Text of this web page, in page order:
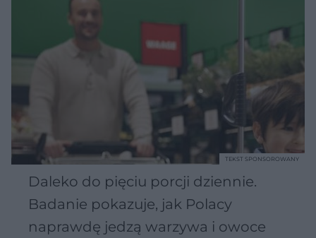
Daleko do pięciu porcji dziennie.
Badanie pokazuje, jak Polacy
naprawdę jedzą warzywa i owoce
TEKST SPONSOROWANY